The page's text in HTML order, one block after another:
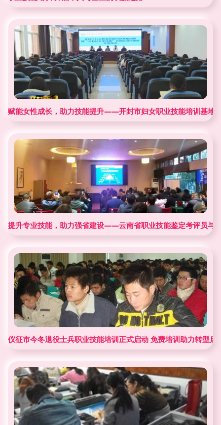
赋能女性成长，助力技能提升——开封市妇女职业技能培训基地
提升专业技能，助力强省建设——云南省职业技能鉴定考评员与
仪征市今冬退役士兵职业技能培训正式启动 免费培训助力转型启